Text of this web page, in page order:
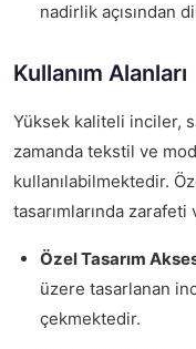
nadirlik açısından
Kullanım Alanları
Yüksek kaliteli inciler,
zamanda tekstil ve
kullanılabilmektedir.
tasarımlarında zarafeti
Özel Tasarım
üzere tasarlanan
çekmektedir.